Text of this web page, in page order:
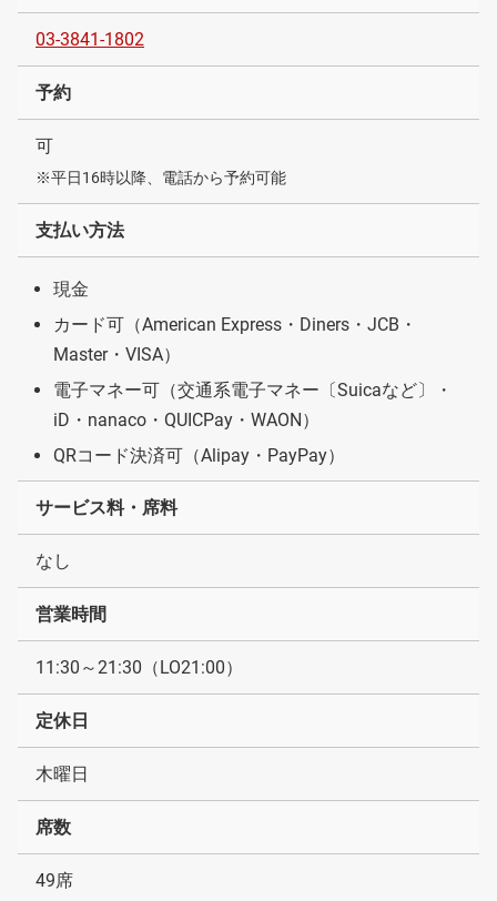
03-3841-1802
予約
可
※平日16時以降、電話から予約可能
支払い方法
現金
カード可（American Express・Diners・JCB・
Master・VISA）
電子マネー可（交通系電子マネー〔Suicaなど〕・
iD・nanaco・QUICPay・WAON）
QRコード決済可（Alipay・PayPay）
サービス料・席料
なし
営業時間
11:30～21:30（LO21:00）
定休日
木曜日
席数
49席